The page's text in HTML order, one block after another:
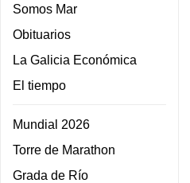
Somos Mar
Obituarios
La Galicia Económica
El tiempo
Mundial 2026
Torre de Marathon
Grada de Río